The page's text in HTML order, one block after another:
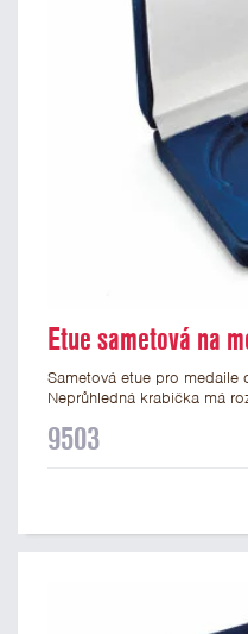
Etue sametová na
Sametová etue pro medaile
Neprůhledná krabička má
vhodné pro pamětní
9503